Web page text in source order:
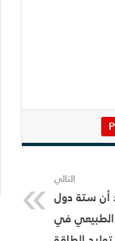
التالي
أن ستة دول
الطبيعي في